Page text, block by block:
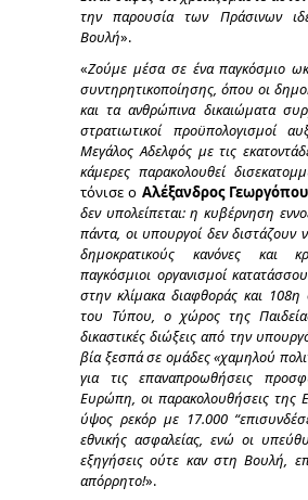
την παρουσία των Πράσινων
Βουλή».
«Ζούμε μέσα σε ένα παγκόσμιο
συντηρητικοποίησης, όπου οι
και τα ανθρώπινα δικαιώματα
στρατιωτικοί προϋπολογισμοί
Μεγάλος Αδελφός με τις
κάμερες παρακολουθεί
τόνισε ο Αλέξανδρος
δεν υπολείπεται: η κυβέρνηση
πάντα, οι υπουργοί δεν διστάζουν
δημοκρατικούς κανόνες και
παγκόσμιοι οργανισμοί
στην κλίμακα διαφθοράς και 108η
του Τύπου, ο χώρος της Παιδείας
δικαστικές διώξεις από την
βία ξεσπά σε ομάδες «χαμηλού
για τις επαναπροωθήσεις
Ευρώπη, οι παρακολουθήσεις της
ύψος ρεκόρ με 17.000
εθνικής ασφαλείας, ενώ οι
εξηγήσεις ούτε καν στη Βουλή,
απόρρητο!».